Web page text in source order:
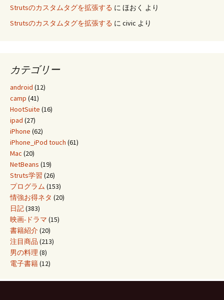
Strutsのカスタムタグを拡張する に ほおく より
Strutsのカスタムタグを拡張する に civic より
カテゴリー
android (12)
camp (41)
HootSuite (16)
ipad (27)
iPhone (62)
iPhone_iPod touch (61)
Mac (20)
NetBeans (19)
Struts学習 (26)
プログラム (153)
情強お得ネタ (20)
日記(383)
映画-ドラマ (15)
書籍紹介(20)
注目商品 (213)
男の料理 (8)
電子書籍(12)